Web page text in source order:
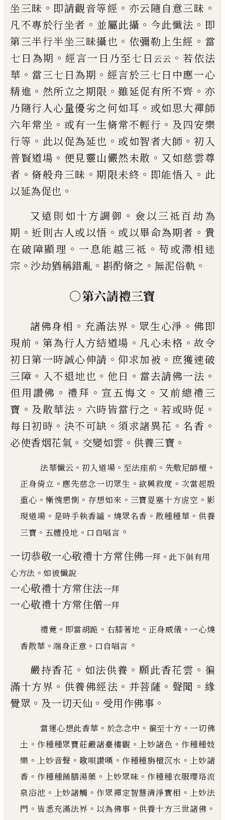
坐三昧 。 即請觀音等經 。 亦云隨自意三昧 。
凡不專於行坐者 。 並屬此攝 。 今此懺法 。 即
第三半行半坐三昧攝也 。 依彌勒上生經 。 當
七日為期 。 經言一日乃至七日 云云 。 若依法
華 。 當三七日為期 。 經言於三七日中應一心
精進 。 然所立之期限 。雖延促有所不齊 。 亦
乃隨行人心量優劣之何如耳 。 或如思大禪師
六年常坐 。 或有一生脩常不輕行 。 及四安樂
行等 。 此以促為延也 。 或如智者大師 。 初 入
普賢道場 。 便見靈山儼然未散 。 又如慈雲尊
者 。脩般舟三昧 。期限未終 。 即能悟入 。 此
以延為促也 。
又遠則如十方調御 。 僉以三祗百劫為
期 。 近則古人或以悟 。 或以畢命為期者 。 貴
在破障顯理 。 一息能越三祗 。 苟或滯相迷
宗 。 沙劫猶稱錯亂 。 斟酌脩之 。 無泥俗軌 。
○第六請禮三寶
諸佛身相 。 充滿法界 。 眾生心淨 。 佛即
現前 。 第為行人方結道場 。 凡心未格 。故令
初日第一時誠心伸請 。仰求加被 。 庶獲速破
三障 。 入不退地也 。 他日 。 當去請佛一法 。
但用讚佛 。 禮拜 。 宣五悔文 。 又前總禮三
寶 。 及散華法 。 六時皆當行之 。若或時促 。
每日初時 。 決不可缺 。 須求諸異花 。名香 。
必使香烟花氣 。 交變如雲 。 供養三寶 。
法華懺云 。 初入道場 。 至法座前 。 先敷尼師檀 。
正身倚立 。 應先慈念一切眾生 。 欲興救度 。 次當起殷
重心 。 慚愧懇惻 。 存想如來 。 三寶畟塞十方虗空 。 影
現道場 。 是時手執香罏 。 燒眾名香 。散種種華 。 供養
三寶 。 五體投地 。 口自唱言 。
一切恭敬一心敬禮十方常住佛一拜 。 此下俱有用
心方法 。 如彼懺說
一心敬禮十方常住法一拜
一心敬禮十方常住僧一拜
禮竟 。 即當胡跪 。 右膝著地 。 正身威儀 。 一心燒
香散華 。 端身正意 。 口自唱言 。
嚴持香花 。 如法供養 。 願此香花雲 。 徧
滿十方界 。 供養佛經法 。 并菩薩 。 聲聞 。 緣
覺眾 。 及一切天仙 。 受用作佛事 。
當運心想此香華 。 於念念中 。 徧至十方 。 一切佛
土 。 作種種眾寶莊嚴諸臺樓觀 。 上妙諸色 。 作種種妓
樂 。 上妙音聲 。歌唄讚嘆 。 作種種旃檀沉水 。 上妙諸
香 。 作種種餚膳湯藥 。 上妙眾味 。作種種衣服瓔珞流
泉浴池 。 上妙諸觸 。 作眾禪定智慧清淨實相 。 上妙法
門 。 皆悉充滿法界 。 以為佛事 。供養十方三世諸佛 。